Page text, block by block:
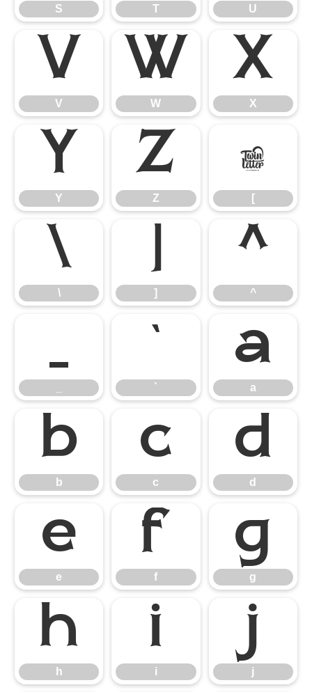
S T U
V
V
W
W
X
X
Y
Y
Z
Z
[
[
\
\
]
]
^
^
_ `
`
a
a
b
b
c
c
d
d
e
e
f
f
g
g
h
h
i
i
j
j